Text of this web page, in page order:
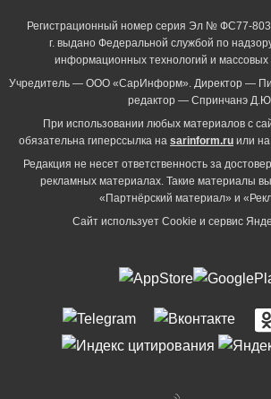
Регистрационный номер серия Эл № ФС77-
г. выдано Федеральной службой по
информационных технологий и массовых
Учредитель — ООО «СарИнформ». Директор —
редактор — Спринчанэ
При использовании любых материалов с
обязательна гиперссылка на sarinform.ru или
Редакция не несет ответственность за
рекламных материалах. Такие материалы
«Партнёрский материал» и
Сайт использует Cookie и сервиc